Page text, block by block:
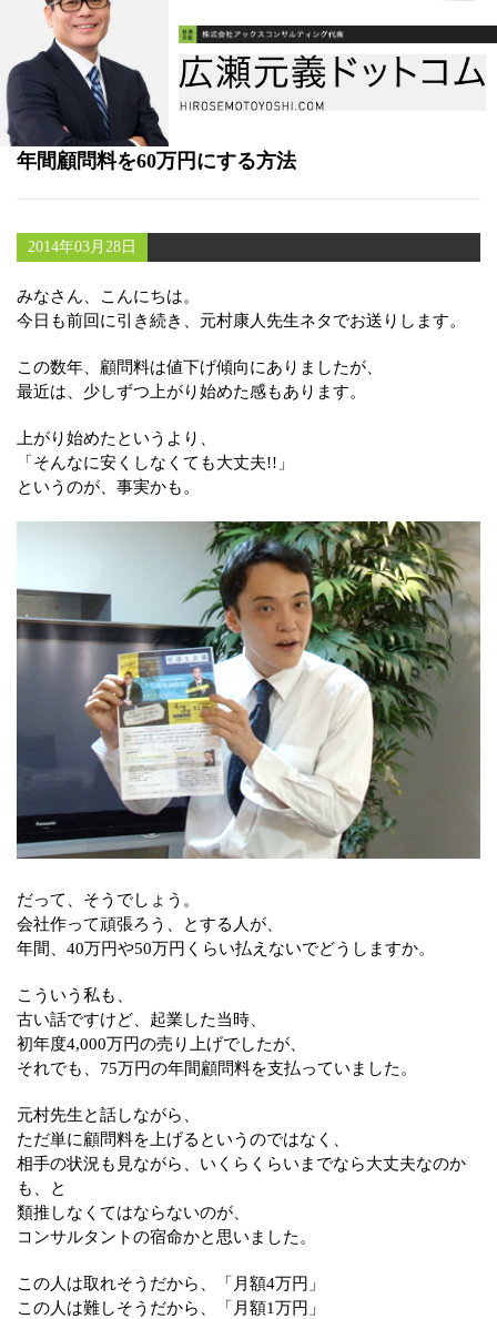
書籍
メールマガジン（無料）
講演・取材依頼
セミナー
年間顧問料を60万円にする方法
2014年03月28日
みなさん、こんにちは。
今日も前回に引き続き、元村康人先生ネタでお送りします。
この数年、顧問料は値下げ傾向にありましたが、
最近は、少しずつ上がり始めた感もあります。
上がり始めたというより、
「そんなに安くしなくても大丈夫!!」
というのが、事実かも。
だって、そうでしょう。
会社作って頑張ろう、とする人が、
年間、40万円や50万円くらい払えないでどうしますか。
こういう私も、
古い話ですけど、起業した当時、
初年度4,000万円の売り上げでしたが、
それでも、75万円の年間顧問料を支払っていました。
元村先生と話しながら、
ただ単に顧問料を上げるというのではなく、
相手の状況も見ながら、いくらくらいまでなら大丈夫なのか
も、と
類推しなくてはならないのが、
コンサルタントの宿命かと思いました。
この人は取れそうだから、「月額4万円」
この人は難しそうだから、「月額1万円」